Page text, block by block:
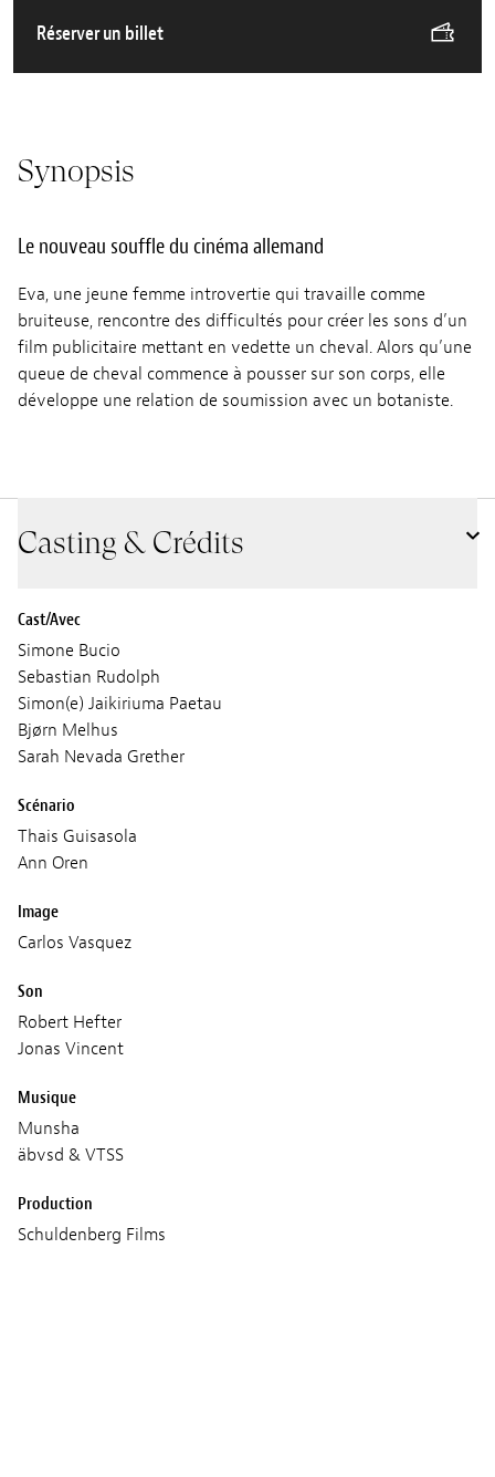
Réserver un billet
Synopsis
Le nouveau souffle du cinéma allemand
Eva, une jeune femme introvertie qui travaille comme
bruiteuse, rencontre des difficultés pour créer les sons d’un
film publicitaire mettant en vedette un cheval. Alors qu’une
queue de cheval commence à pousser sur son corps, elle
développe une relation de soumission avec un botaniste.
Casting & Crédits
Cast/Avec
Simone Bucio
Sebastian Rudolph
Simon(e) Jaikiriuma Paetau
Bjørn Melhus
Sarah Nevada Grether
Scénario
Thais Guisasola
Ann Oren
Image
Carlos Vasquez
Son
Robert Hefter
Jonas Vincent
Musique
Munsha
äbvsd & VTSS
Production
Schuldenberg Films